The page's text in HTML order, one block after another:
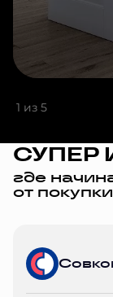
1 из 5
СУПЕР
где
от покупки